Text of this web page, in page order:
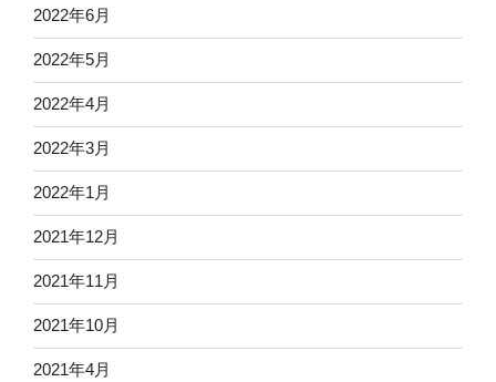
2022年6月
2022年5月
2022年4月
2022年3月
2022年1月
2021年12月
2021年11月
2021年10月
2021年4月